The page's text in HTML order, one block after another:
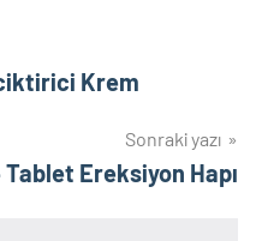
Krem
Sonraki yazı
Tablet Ereksiyon Hapı